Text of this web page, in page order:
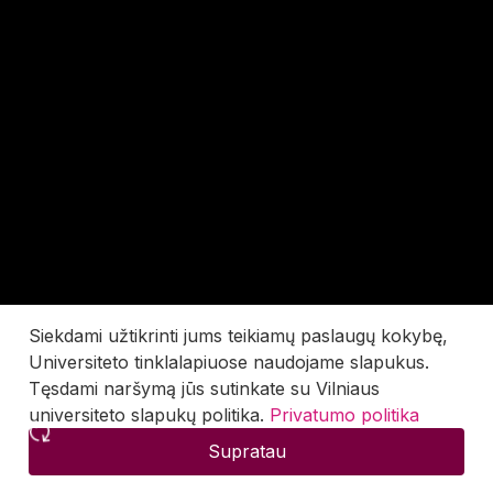
Siekdami užtikrinti jums teikiamų paslaugų kokybę,
Universiteto tinklalapiuose naudojame slapukus.
Tęsdami naršymą jūs sutinkate su Vilniaus
universiteto slapukų politika. Privatumo politika
Supratau